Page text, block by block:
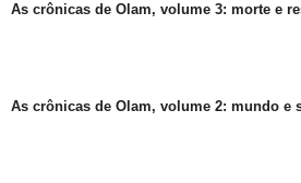
As crônicas de Olam, volume 3: morte e
As crônicas de Olam, volume 2: mundo e